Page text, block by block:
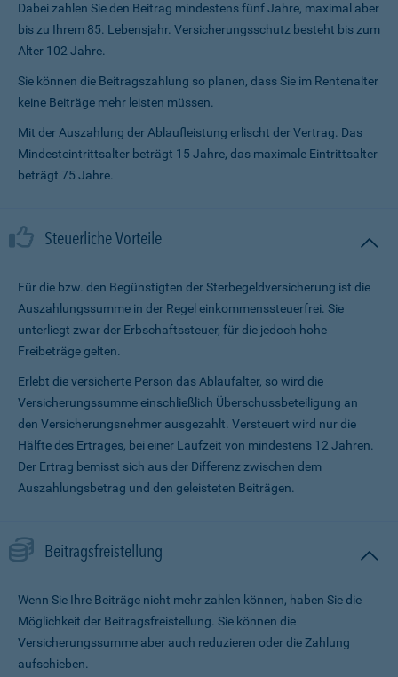
Dabei zahlen Sie den Beitrag mindestens fünf Jahre, maximal aber
bis zu Ihrem 85. Lebensjahr. Versicherungsschutz besteht bis zum
Alter 102 Jahre.
Sie können die Beitragszahlung so planen, dass Sie im Renten­alter
keine Beiträge mehr leisten müssen.
Mit der Auszahlung der Ablaufleistung erlischt der Vertrag. Das
Mindesteintrittsalter beträgt 15 Jahre, das maximale Eintrittsalter
beträgt 75 Jahre.
Steuerliche Vorteile
Für die bzw. den Begünstigten der Sterbegeldversicherung ist die
Auszahlungssumme in der Regel einkommenssteuerfrei. Sie
unterliegt zwar der Erbschaftssteuer, für die jedoch hohe
Freibeträge gelten.
Erlebt die versicherte Person das Ablaufalter, so wird die
Versicherungssumme ein­schließlich Überschussbeteiligung an
den Versicherungsnehmer ausgezahlt. Versteuert wird nur die
Hälfte des Ertrages, bei einer Laufzeit von mindestens 12 Jahren.
Der Ertrag bemisst sich aus der Differenz zwischen dem
Auszahlungsbetrag und den geleisteten Beiträgen.
Beitragsfreistellung
Wenn Sie Ihre Beiträge nicht mehr zahlen können, haben Sie die
Möglichkeit der Beitragsfreistellung. Sie können die
Versicherungssumme aber auch reduzieren oder die Zahlung
aufschieben.